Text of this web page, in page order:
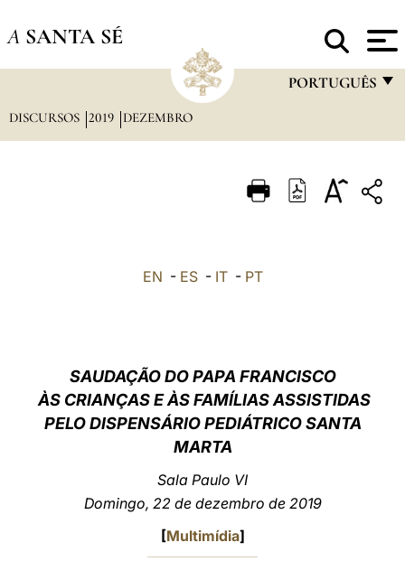
A SANTA SÉ
PORTUGUÊS
ITALIANO
中文
LATINE
DISCURSOS 2019 DEZEMBRO
EN - ES- IT- PT
SAUDAÇÃO DO PAPA FRANCISCO
ÀS CRIANÇAS E ÀS FAMÍLIAS ASSISTIDAS
PELO DISPENSÁRIO PEDIÁTRICO SANTA
MARTA
Sala Paulo VI
Domingo, 22 de dezembro de 2019
[Multimídia]